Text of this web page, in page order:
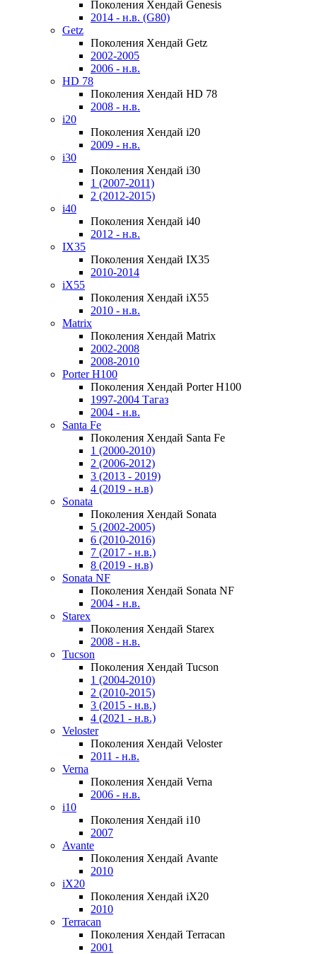
Поколения Хендай Genesis
2014 - н.в. (G80)
Getz
Поколения Хендай Getz
2002-2005
2006 - н.в.
HD 78
Поколения Хендай HD 78
2008 - н.в.
i20
Поколения Хендай i20
2009 - н.в.
i30
Поколения Хендай i30
1 (2007-2011)
2 (2012-2015)
i40
Поколения Хендай i40
2012 - н.в.
IX35
Поколения Хендай IX35
2010-2014
iX55
Поколения Хендай iX55
2010 - н.в.
Matrix
Поколения Хендай Matrix
2002-2008
2008-2010
Porter H100
Поколения Хендай Porter H100
1997-2004 Тагаз
2004 - н.в.
Santa Fe
Поколения Хендай Santa Fe
1 (2000-2010)
2 (2006-2012)
3 (2013 - 2019)
4 (2019 - н.в)
Sonata
Поколения Хендай Sonata
5 (2002-2005)
6 (2010-2016)
7 (2017 - н.в.)
8 (2019 - н.в)
Sonata NF
Поколения Хендай Sonata NF
2004 - н.в.
Starex
Поколения Хендай Starex
2008 - н.в.
Tucson
Поколения Хендай Tucson
1 (2004-2010)
2 (2010-2015)
3 (2015 - н.в.)
4 (2021 - н.в.)
Veloster
Поколения Хендай Veloster
2011 - н.в.
Verna
Поколения Хендай Verna
2006 - н.в.
i10
Поколения Хендай i10
2007
Avante
Поколения Хендай Avante
2010
iX20
Поколения Хендай iX20
2010
Terracan
Поколения Хендай Terracan
2001